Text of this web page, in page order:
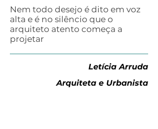
Nem todo desejo é dito em voz
alta e é no silêncio que o
arquiteto atento começa a
projetar
Letícia Arruda
Arquiteta e Urbanista